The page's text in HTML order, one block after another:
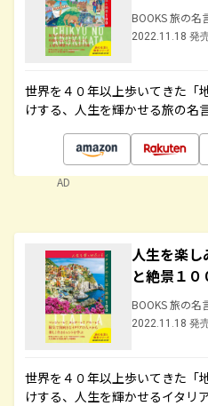
BOOKS 旅の名
2022.11.18 発
世界を４０年以上歩いてきた「
けする、人生を輝かせる旅の名
AD
人生を楽し
と絶景１０
BOOKS 旅の名
2022.11.18 発
世界を４０年以上歩いてきた「
けする、人生を輝かせるイタリ